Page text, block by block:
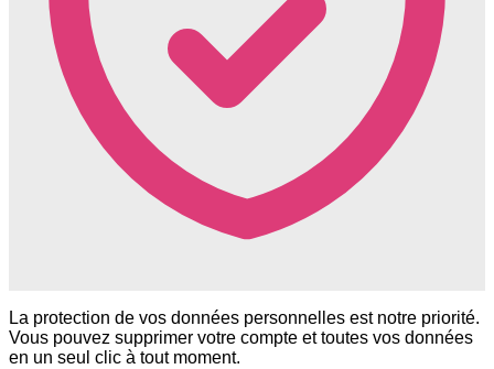
La protection de vos données personnelles est notre priorité.
Vous pouvez supprimer votre compte et toutes vos données
en un seul clic à tout moment.